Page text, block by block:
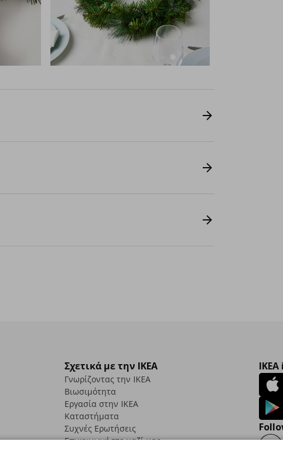
Σχετικά με την IKEA
Γνωρίζοντας την IKEA
Βιωσιμότητα
Εργασία στην IKEA
Καταστήματα
Συχνές Ερωτήσεις
Επικοινωνήστε μαζί μας